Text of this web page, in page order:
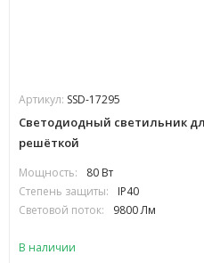
Артикул: SSD-17295
Светодиодный светильник
решёткой
Мощность:
80 Вт
Степень защиты:
IP40
Световой поток:
9800 Лм
В наличии